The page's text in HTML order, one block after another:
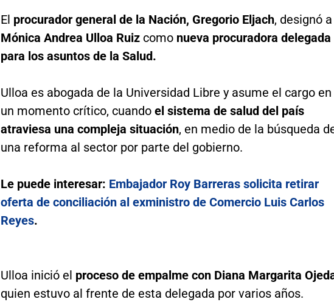
El procurador general de la Nación, Gregorio Eljach, designó a
Mónica Andrea Ulloa Ruiz como nueva procuradora delegada
para los asuntos de la Salud.
Ulloa es abogada de la Universidad Libre y asume el cargo en
un momento crítico, cuandoel sistema de salud del país
atraviesa una compleja situación, en medio de la búsqueda
una reforma al sector por parte del gobierno.
Le puede interesar: Embajador Roy Barreras solicita retirar
oferta de conciliación al exministro de Comercio Luis Carlos
Reyes.
Ulloa inició el proceso de empalme con Diana Margarita
quien estuvo al frente de esta delegada por varios años.